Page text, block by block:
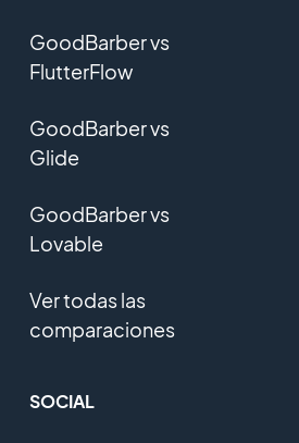
GoodBarber vs
FlutterFlow
GoodBarber vs
Glide
GoodBarber vs
Lovable
Ver todas las
comparaciones
SOCIAL